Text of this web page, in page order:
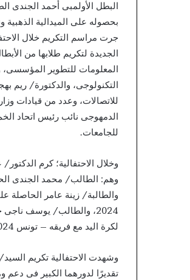
بحصوله على الميدالية الذهبية
جرت مراسم التكريم خلال
الجديدة لتكريم طلابها من
المعلومات للتطوير المؤسسى،
التكنولوجى، والدكتورة/ ريم
للاتصالات، وعدد من قيادات
الدمهوجى نائب رئيس اتحاد
للجامعات.
وخلال الاحتفالية؛ كرم
والطالبة/ زينة عامر الحاصلة
2024، والطالب/ يوسف
لكرة اليد مع فريقه – تونس 2024 والذي استلمه والده نيابة عنه.
وشهدت الاحتفالية تكريم
تقديرًا لدورهما الكبير فى دعم